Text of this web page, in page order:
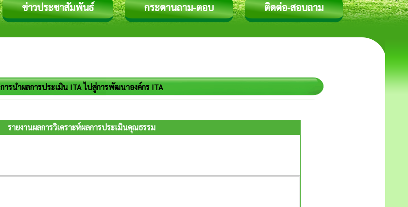
ข่าวประชาสัมพันธ์ กระดานถาม-ตอบ ติดต่อ-สอบถาม
การนำผลการประเมิน ITA ไปสู่การพัฒนาองค์กร ITA
รายงานผลการวิเคราะห์ผลการประเมินคุณธรรม